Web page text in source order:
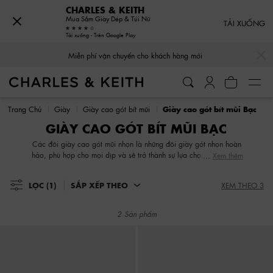
Miễn phí vận chuyển cho khách hàng mới
Miễn phí vận chuyển cho khách hàng mới
Trang Chủ Giày Giày cao gót bít mũi Giày cao gót bít mũi Bạc
GIÀY CAO GÓT BÍT MŨI BẠC
Các đôi giày cao gót mũi nhọn là những đôi giày gót nhọn hoàn
hảo, phù hợp cho mọi dịp và sẽ trở thành sự lựa chọn hàng ngày
di chuyển liên tục, hãy chọn những đôi giày cao gót đế bằng,
đi tiệc đặc sắc, những đôi giày cao gót mũi nhọn trơn, bóng sẽ
giúp bạn tỏa sáng.
Xem thêm
LỌC(1) SẮP XẾP THEO XEM THEO 3
2 Sản phẩm
CHARLES & KEITH
Mua Sắm Giày Dép & Túi Nữ
Tải xuống - Trên Google Play
TẢI XUỐNG